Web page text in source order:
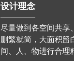
设计理念
尽量做到各空间共享
删繁就简，大面积留
间、人、物进行合理